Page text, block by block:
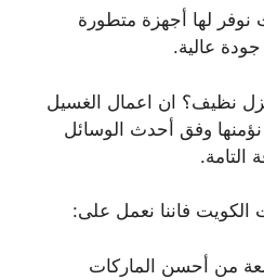
لها أجهزة متطورة
عالية.
نظيف؟ ان اعمال الغسيل
نؤمنها وفق أحدث الوسائل
التامة.
الكويت فاننا نعمل على:
من أحسن الماركات